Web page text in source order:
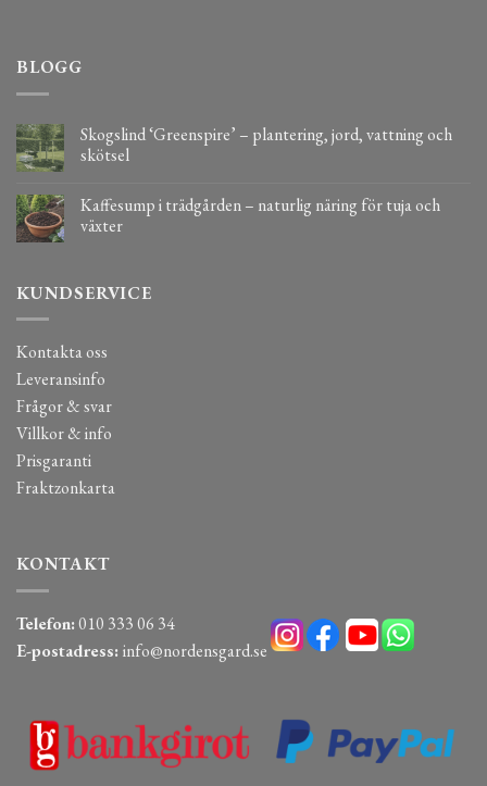
BLOGG
Skogslind ‘Greenspire’ – plantering, jord, vattning och
skötsel
Kaffesump i trädgården – naturlig näring för tuja och
växter
KUNDSERVICE
Kontakta oss
Leveransinfo
Frågor & svar
Villkor & info
Prisgaranti
Fraktzonkarta
KONTAKT
Telefon:010 333 06 34
E-postadress: info@nordensgard.se